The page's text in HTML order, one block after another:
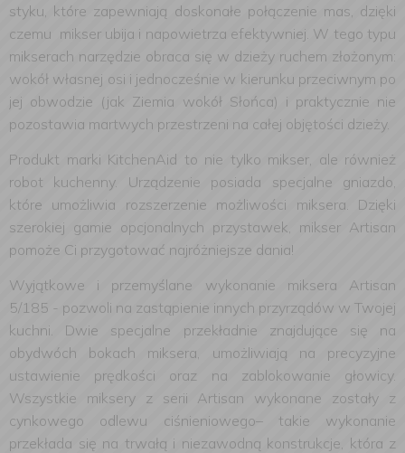
styku, które zapewniają doskonałe połączenie mas, dzięki
czemu mikser ubija i napowietrza efektywniej. W tego typu
mikserach narzędzie obraca się w dzieży ruchem złożonym:
wokół własnej osi i jednocześnie w kierunku przeciwnym po
jej obwodzie (jak Ziemia wokół Słońca) i praktycznie nie
pozostawia martwych przestrzeni na całej objętości dzieży.
Produkt marki KitchenAid to nie tylko mikser, ale również
robot kuchenny. Urządzenie posiada specjalne gniazdo,
które umożliwia rozszerzenie możliwości miksera. Dzięki
szerokiej gamie opcjonalnych przystawek, mikser Artisan
pomoże Ci przygotować najróżniejsze dania!
Wyjątkowe i przemyślane wykonanie miksera Artisan
5/185 - pozwoli na zastąpienie innych przyrządów w Twojej
kuchni. Dwie specjalne przekładnie znajdujące się na
obydwóch bokach miksera, umożliwiają na precyzyjne
ustawienie prędkości oraz na zablokowanie głowicy.
Wszystkie miksery z serii Artisan wykonane zostały z
cynkowego odlewu ciśnieniowego– takie wykonanie
przekłada się na trwałą i niezawodną konstrukcje, która z